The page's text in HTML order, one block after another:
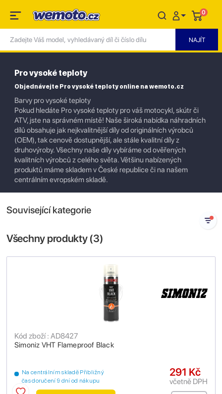
0
Pro vysoké teploty
Objednávejte Pro vysoké teploty online na wemoto.cz
Barvy pro vysoké teploty
Pokud hledáte Pro vysoké teploty pro váš motocykl, skútr či
ATV, jste na správném místě! Naše široká nabídka náhradních
dílů obsahuje jak nejkvalitnější díly od originálních výrobců
(OEM), tak cenově dostupnější, ale stále kvalitní díly z
druhovýroby. Všechny naše díly vybíráme od ověřených
kvalitních výrobců z celého světa. Většinu nabízených
produktů máme skladem v České republice či na našem
centrálním evropském skladě.
Související kategorie
Všechny produkty (3)
Simoniz VHT Flameproof Black
Kód zboží : AD8427
Na centrálním skladě Přibližný
čas doručení 9 dní od nákupu
291 Kč
včetně DPH